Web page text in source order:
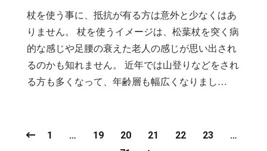
杖を使う事に、抵抗が有る方は意外と少なくはあ
りません。 杖を使うイメージは、松葉杖を突く病
的な感じや足腰の衰えた老人の感じが思い出され
るのかも知れません。 近年では山登りなどをされ
る方も多くなって、年齢層も幅広くなりまし…
1 … 19 20 21 22 23
…